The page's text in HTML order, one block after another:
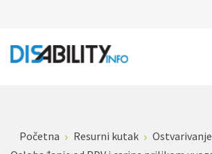
Početna Resurni kutak